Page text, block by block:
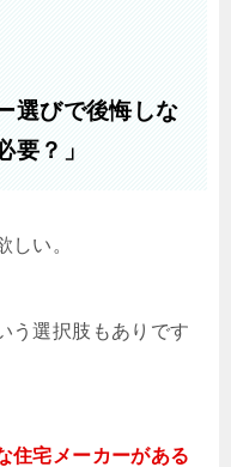
選びで後悔しな
要？」
しい。
う選択肢もありです
住宅メーカーがある